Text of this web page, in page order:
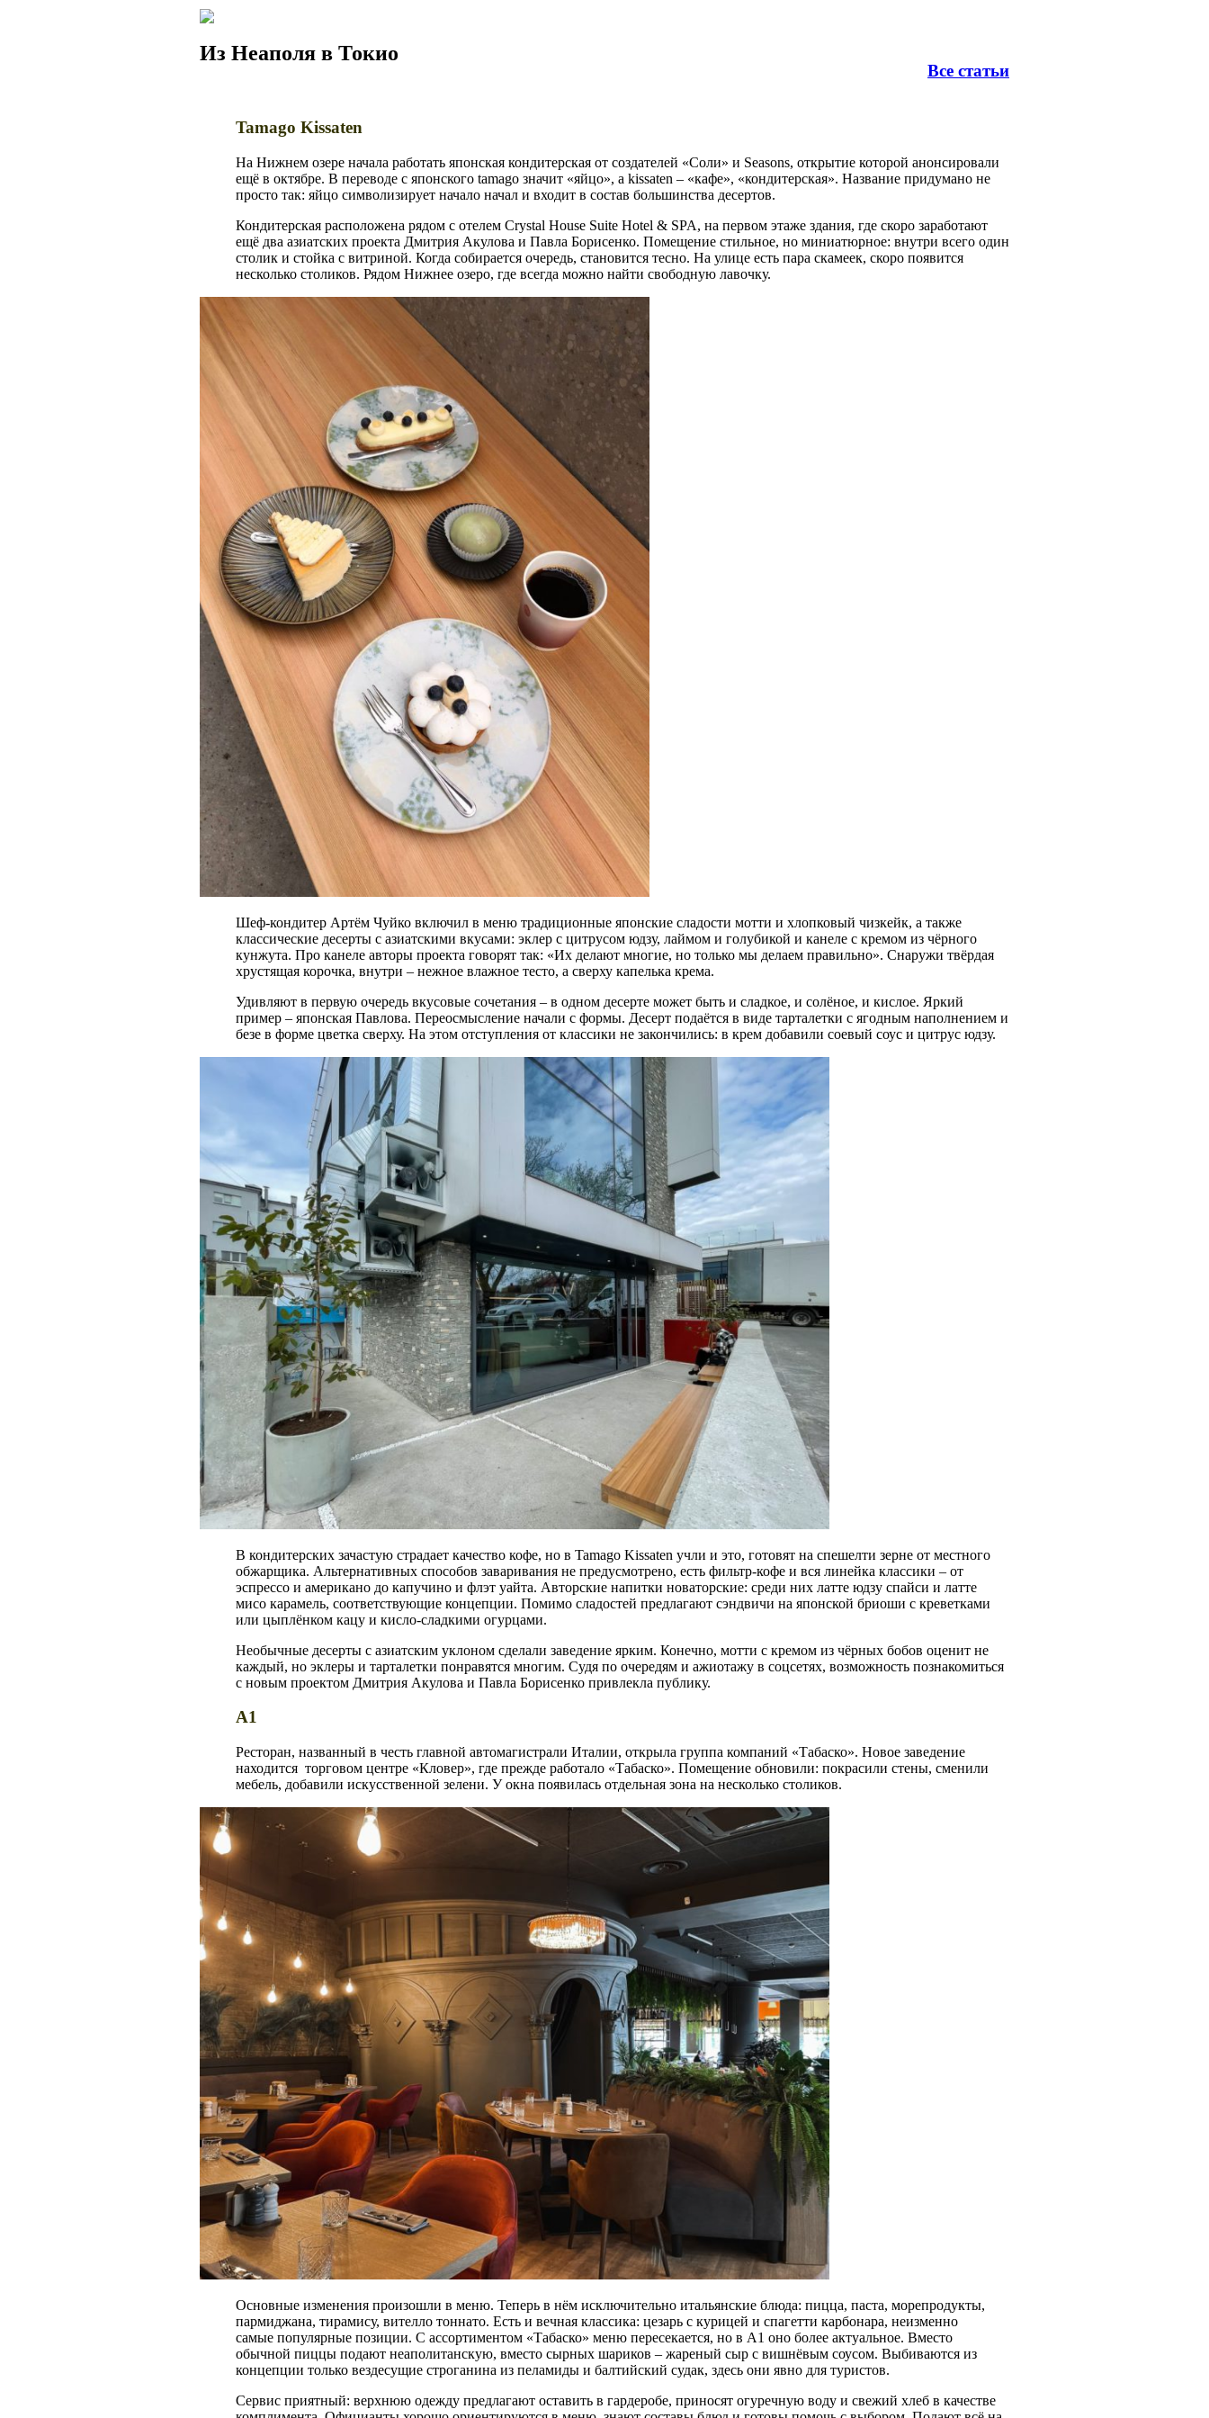
Из Неаполя в Токио
Все статьи
Tamago Kissaten
На Нижнем озере начала работать японская кондитерская от создателей «Соли» и Seasons, открытие которой анонсировали
ещё в октябре. В переводе с японского tamago значит «яйцо», а kissaten – «кафе», «кондитерская». Название придумано не
просто так: яйцо символизирует начало начал и входит в состав большинства десертов.
Кондитерская расположена рядом с отелем Crystal House Suite Hotel & SPA, на первом этаже здания, где скоро заработают
ещё два азиатских проекта Дмитрия Акулова и Павла Борисенко. Помещение стильное, но миниатюрное: внутри всего один
столик и стойка с витриной. Когда собирается очередь, становится тесно. На улице есть пара скамеек, скоро появится
несколько столиков. Рядом Нижнее озеро, где всегда можно найти свободную лавочку.
Шеф-кондитер Артём Чуйко включил в меню традиционные японские сладости мотти и хлопковый чизкейк, а также
классические десерты с азиатскими вкусами: эклер с цитрусом юдзу, лаймом и голубикой и канеле с кремом из чёрного
кунжута. Про канеле авторы проекта говорят так: «Их делают многие, но только мы делаем правильно». Снаружи твёрдая
хрустящая корочка, внутри – нежное влажное тесто, а сверху капелька крема.
Удивляют в первую очередь вкусовые сочетания – в одном десерте может быть и сладкое, и солёное, и кислое. Яркий
пример – японская Павлова. Переосмысление начали с формы. Десерт подаётся в виде тарталетки с ягодным наполнением и
безе в форме цветка сверху. На этом отступления от классики не закончились: в крем добавили соевый соус и цитрус юдзу.
В кондитерских зачастую страдает качество кофе, но в Tamago Kissaten учли и это, готовят на спешелти зерне от местного
обжарщика. Альтернативных способов заваривания не предусмотрено, есть фильтр-кофе и вся линейка классики – от
эспрессо и американо до капучино и флэт уайта. Авторские напитки новаторские: среди них латте юдзу спайси и латте
мисо карамель, соответствующие концепции. Помимо сладостей предлагают сэндвичи на японской бриоши с креветками
или цыплёнком кацу и кисло-сладкими огурцами.
Необычные десерты с азиатским уклоном сделали заведение ярким. Конечно, мотти с кремом из чёрных бобов оценит не
каждый, но эклеры и тарталетки понравятся многим. Судя по очередям и ажиотажу в соцсетях, возможность познакомиться
с новым проектом Дмитрия Акулова и Павла Борисенко привлекла публику.
A1
Ресторан, названный в честь главной автомагистрали Италии, открыла группа компаний «Табаско». Новое заведение
находится торговом центре «Кловер», где прежде работало «Табаско». Помещение обновили: покрасили стены, сменили
мебель, добавили искусственной зелени. У окна появилась отдельная зона на несколько столиков.
Основные изменения произошли в меню. Теперь в нём исключительно итальянские блюда: пицца, паста, морепродукты,
пармиджана, тирамису, вителло тоннато. Есть и вечная классика: цезарь с курицей и спагетти карбонара, неизменно
самые популярные позиции. С ассортиментом «Табаско» меню пересекается, но в A1 оно более актуальное. Вместо
обычной пиццы подают неаполитанскую, вместо сырных шариков – жареный сыр с вишнёвым соусом. Выбиваются из
концепции только вездесущие строганина из пеламиды и балтийский судак, здесь они явно для туристов.
Сервис приятный: верхнюю одежду предлагают оставить в гардеробе, приносят огуречную воду и свежий хлеб в качестве